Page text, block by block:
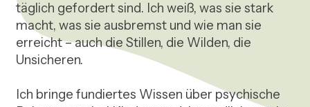
täglich gefordert sind. Ich weiß, was sie stark
macht, was sie ausbremst und wie man sie
erreicht – auch die Stillen, die Wilden, die
Unsicheren.
Ich bringe fundiertes Wissen über psychische